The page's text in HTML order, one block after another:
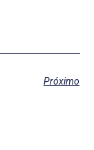
Próximo